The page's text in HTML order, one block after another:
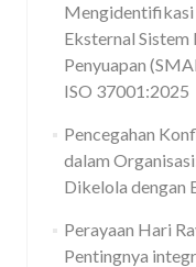
Mengidentifikasi
Eksternal
Penyuapan
ISO 37001:2025
Pencegahan
dalam
Dikelola dengan
Perayaan Hari
Pentingnya